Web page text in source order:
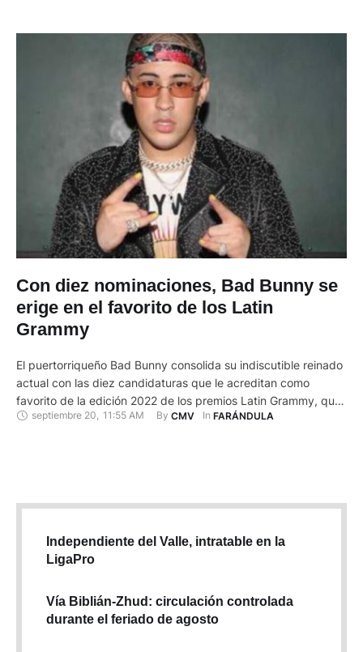
Con diez nominaciones, Bad Bunny se
erige en el favorito de los Latin
Grammy
El puertorriqueño Bad Bunny consolida su indiscutible reinado
actual con las diez candidaturas que le acreditan como
favorito de la edición 2022 de los premios Latin Grammy, que
se celebrará el 17 noviembre próximo en Las Vegas (EE.UU.).
septiembre 20, 11:55 AM By CMV In FARÁNDULA
Independiente del Valle, intratable en la
LigaPro
Vía Biblián-Zhud: circulación controlada
durante el feriado de agosto